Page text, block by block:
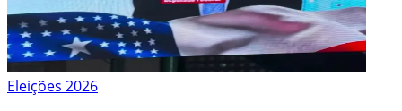
Eleições 2026